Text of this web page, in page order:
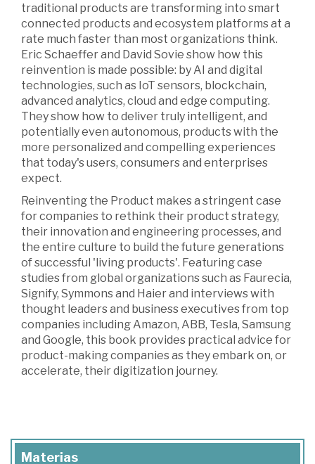
traditional products are transforming into smart
connected products and ecosystem platforms at a
rate much faster than most organizations think.
Eric Schaeffer and David Sovie show how this
reinvention is made possible: by AI and digital
technologies, such as IoT sensors, blockchain,
advanced analytics, cloud and edge computing.
They show how to deliver truly intelligent, and
potentially even autonomous, products with the
more personalized and compelling experiences
that today's users, consumers and enterprises
expect.
Reinventing the Product makes a stringent case
for companies to rethink their product strategy,
their innovation and engineering processes, and
the entire culture to build the future generations
of successful 'living products'. Featuring case
studies from global organizations such as Faurecia,
Signify, Symmons and Haier and interviews with
thought leaders and business executives from top
companies including Amazon, ABB, Tesla, Samsung
and Google, this book provides practical advice for
product-making companies as they embark on, or
accelerate, their digitization journey.
Materias